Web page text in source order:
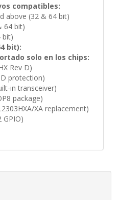
compatibles:
above (32 & 64 bit)
64 bit)
bit)
bit):
solo en los chips:
Rev D)
protection)
in transceiver)
package)
XA replacement)
GPIO)